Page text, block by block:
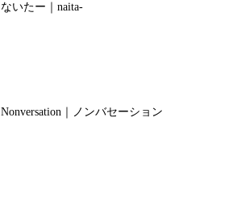
ないたー｜naita-
Nonversation｜ノンバセーション